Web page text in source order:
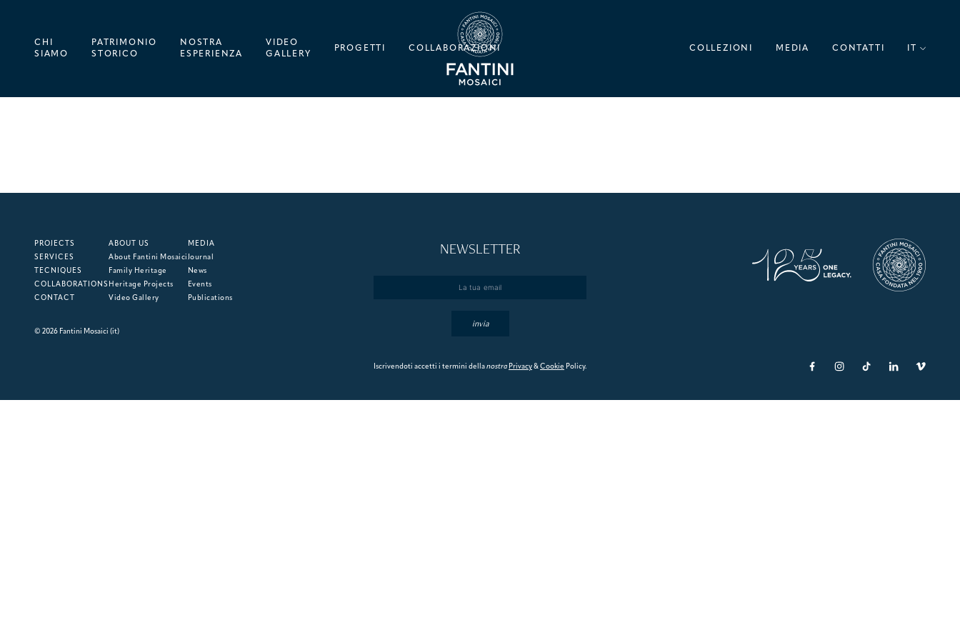
CHI
SIAMO
PATRIMONIO
STORICO
NOSTRA
ESPERIENZA
VIDEO
GALLERY
PROGETTI COLLABORAZIONI COLLEZIONI MEDIA CONTATTI
PROJECTS
SERVICES
TECNIQUES
COLLABORATIONS
CONTACT
ABOUT US
About Fantini Mosaici
Family Heritage
Heritage Projects
Video Gallery
MEDIA
Journal
News
Events
Publications
© 2026 Fantini Mosaici (it)
NEWSLETTER
invia
Iscrivendoti accetti i termini dellanostra Privacy&Cookie Policy.